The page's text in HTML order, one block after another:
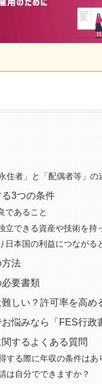
住者」と「配偶者等」の
3つの条件
であること
立できる資産や技術を持
日本国の利益につながる
法
要書類
しい？許可率を高め
悩みなら「FES行政
するよくある質問
する際に年収の条件はあ
は自分でできますか？